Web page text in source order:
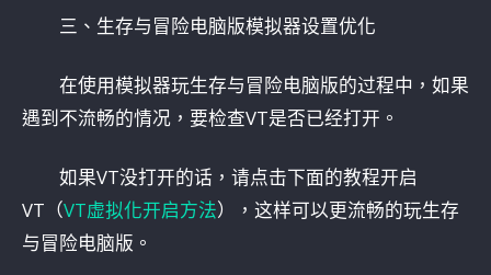
三、生存与冒险电脑版模拟器设置优化
在使用模拟器玩生存与冒险电脑版的过程中，如果
遇到不流畅的情况，要检查VT是否已经打开。
如果VT没打开的话，请点击下面的教程开启
VT（VT虚拟化开启方法），这样可以更流畅的玩生存
与冒险电脑版。